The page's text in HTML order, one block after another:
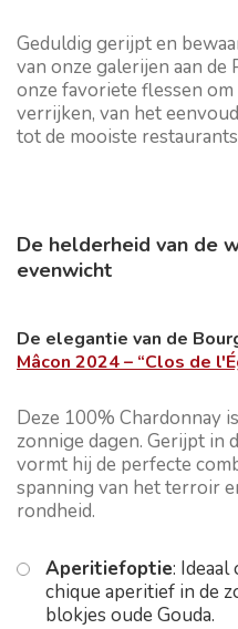
Geduldig gerijpt en
van onze galerijen aan de
onze favoriete flessen
verrijken, van het
tot de mooiste
De helderheid van de
evenwicht
De elegantie van de
Mâcon 2024 – “Clos de
Deze 100% Chardonnay
zonnige dagen. Gerijpt in
vormt hij de perfecte
spanning van het terroir
rondheid.
Aperitiefoptie:
chique aperitief in de
blokjes oude Gouda.